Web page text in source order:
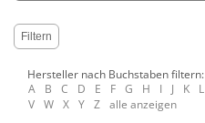
Hersteller nach Buchstaben filtern:
A
B C D E F G H I J K L
V W X Y Z alle anzeigen